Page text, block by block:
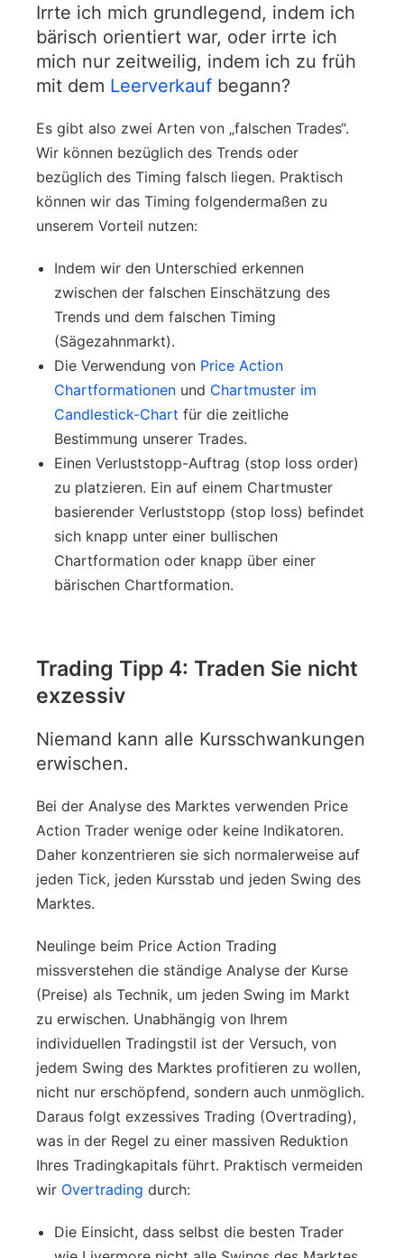
Irrte ich mich grundlegend, indem ich
bärisch orientiert war, oder irrte ich
mich nur zeitweilig, indem ich zu früh
mit dem Leerverkauf begann?
Es gibt also zwei Arten von „falschen Trades“.
Wir können bezüglich des Trends oder
bezüglich des Timing falsch liegen. Praktisch
können wir das Timing folgendermaßen zu
unserem Vorteil nutzen:
Indem wir den Unterschied erkennen
zwischen der falschen Einschätzung des
Trends und dem falschen Timing
(Sägezahnmarkt).
Die Verwendung von Price Action
Chartformationen und Chartmuster im
Candlestick-Chart für die zeitliche
Bestimmung unserer Trades.
Einen Verluststopp-Auftrag (stop loss order)
zu platzieren. Ein auf einem Chartmuster
basierender Verluststopp (stop loss) befindet
sich knapp unter einer bullischen
Chartformation oder knapp über einer
bärischen Chartformation.
Trading Tipp 4: Traden Sie nicht
exzessiv
Niemand kann alle Kursschwankungen
erwischen.
Bei der Analyse des Marktes verwenden Price
Action Trader wenige oder keine Indikatoren.
Daher konzentrieren sie sich normalerweise auf
jeden Tick, jeden Kursstab und jeden Swing des
Marktes.
Neulinge beim Price Action Trading
missverstehen die ständige Analyse der Kurse
(Preise) als Technik, um jeden Swing im Markt
zu erwischen. Unabhängig von Ihrem
individuellen Tradingstil ist der Versuch, von
jedem Swing des Marktes profitieren zu wollen,
nicht nur erschöpfend, sondern auch unmöglich.
Daraus folgt exzessives Trading (Overtrading),
was in der Regel zu einer massiven Reduktion
Ihres Tradingkapitals führt. Praktisch vermeiden
wir Overtrading durch:
Die Einsicht, dass selbst die besten Trader